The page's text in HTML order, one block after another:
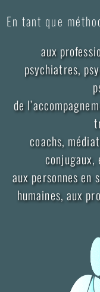
En tant que
aux
psychiatres,
de
coachs,
aux personnes en
humaines, aux